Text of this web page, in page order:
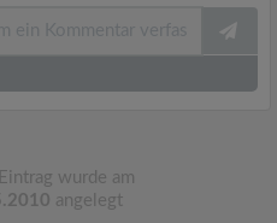
wurde am
angelegt